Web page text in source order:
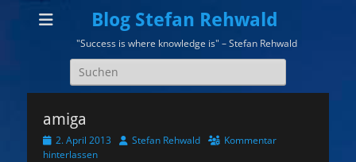
Blog Stefan Rehwald
"Success is where knowledge is" – Stefan Rehwald
Suchen
nach:
amiga
Veröffentlicht
am
2. April 2013 AutorStefan Rehwald
Kommentar
hinterlassen